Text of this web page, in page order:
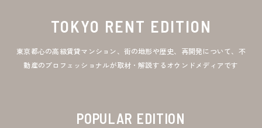
TOKYO RENT EDITION
東京都心の高級賃貸マンション、街の地形や歴史、再開発について、不
動産のプロフェッショナルが取材・解説するオウンドメディアです
POPULAR EDITION